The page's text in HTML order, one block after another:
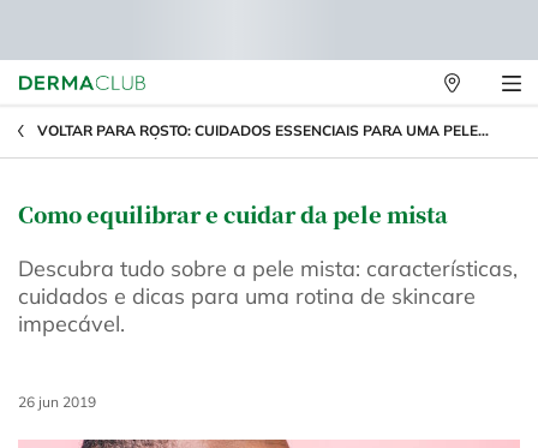
Lojas
VOLTAR PARA ROSTO: CUIDADOS ESSENCIAIS PARA UMA PELE
Como equilibrar e cuidar da pele mista
Descubra tudo sobre a pele mista: características,
cuidados e dicas para uma rotina de skincare
impecável.
Creation Date:
26 jun 2019
Update Date: